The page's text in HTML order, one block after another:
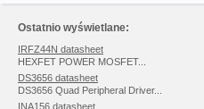
Ostatnio wyświetlane:
IRFZ44N datasheet
HEXFET POWER MOSFET...
DS3656 datasheet
DS3656 Quad Peripheral Driver...
INA156 datasheet